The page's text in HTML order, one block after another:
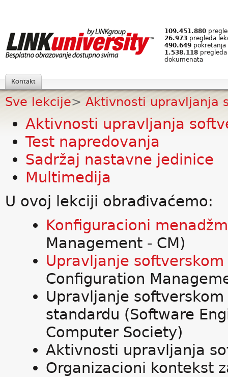
109.451.880
26.973 pregleda
490.649 pokretanja
1.538.118
dokumenata
Kontakt
Sve lekcije> Aktivnosti upravljanja
Aktivnosti upravljanja
Test napredovanja
Sadržaj nastavne jedinice
Multimedija
U ovoj lekciji obrađivaćemo:
Konfiguracioni
Management - CM)
Upravljanje
Configuration
Upravljanje
standardu (Software
Computer Society)
Aktivnosti upravljanja
Organizacioni kontekst